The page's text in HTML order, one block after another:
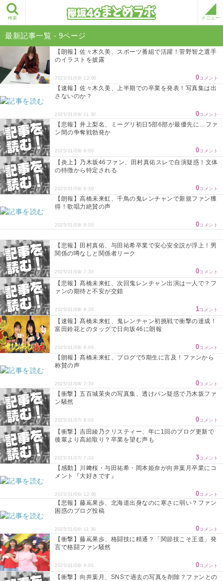
検索 メニュー
最新記事一覧 - 9ページ
【朗報】佐々木久美、スポーツ番組で活躍！菅野智之選手
のイラストを披露
2025/01/09/ 12:00 0コメント
【速報】佐々木久美、上半期での卒業を発表！写真集は出
さないのか？
2025/01/09/ 11:30 0コメント
【悲報】井上梨名、ミーグリ初日5部6部が最優先に…ファ
ン間の争奪戦勃発か
2025/01/09/ 9:00 0コメント
【炎上】乃木坂46ファン、田村真佑スレで自演疑惑！文体
の特徴から特定される
2025/01/09/ 8:30 0コメント
【朗報】高橋未来虹、千鳥の鬼レンチャンで新規ファン獲
得！歌唱力絶賛の声
2025/01/09/ 8:00 0コメント
【悲報】田村真佑、与田祐希卒業で安心安全説が浮上！男
関係の噂なしと関係者リーク
2025/01/09/ 7:30 0コメント
【悲報】髙橋未来虹、次回鬼レンチャン出演は一人で？フ
ァンの期待と不安が交錯
2025/01/08/ 8:30 1コメント
【速報】髙橋未来虹、鬼レンチャン初挑戦で衝撃の達成！
富田鈴花とのタッグで日向坂46に朗報
2025/01/08/ 8:00 0コメント
【朗報】髙橋未来虹、ブログで5期生に言及！ファンから
称賛の声
2025/01/08/ 7:30 0コメント
【衝撃】五百城茉央の写真集、透けパン疑惑で乃木坂ファ
ン騒然
2025/01/07/ 8:00 0コメント
【衝撃】吉田綾乃クリスティー、年に1回のブログ更新で
後輩より高給取り？卒業を望む声も
2025/01/07/ 7:30 3コメント
【感動】川﨑桜・与田祐希・岡本姫奈が向井葉月卒業にコ
メント『大好きです』
2025/01/06/ 12:00 0コメント
【悲報】藤嶌果歩、北海道出身なのに寒さに弱い？ファン
困惑のブログ投稿
2025/01/06/ 11:30 0コメント
【衝撃】藤嶌果歩、格闘技に精通？「関節技こそ王道」発
言で格闘ファン騒然
2025/01/06/ 9:00 0コメント
【衝撃】向井葉月、SNSで過去の写真を削除？ファンとの